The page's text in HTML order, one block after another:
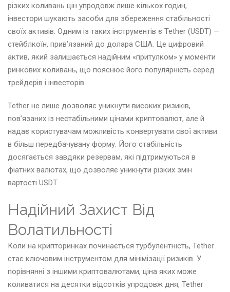
різких коливань цін упродовж лише кількох годин,
інвестори шукають засоби для збереження стабільності
своїх активів. Одним із таких інструментів є Tether (USDT) —
стейблкоїн, прив’язаний до долара США. Це цифровий
актив, який залишається надійним «притулком» у моменти
ринкових коливань, що пояснює його популярність серед
трейдерів і інвесторів.
Tether не лише дозволяє уникнути високих ризиків,
пов’язаних із нестабільними цінами криптовалют, але й
надає користувачам можливість конвертувати свої активи
в більш передбачувану форму. Його стабільність
досягається завдяки резервам, які підтримуються в
фіатних валютах, що дозволяє уникнути різких змін
вартості USDT.
Надійний Захист Від
Волатильності
Коли на крипторинках починається турбулентність, Tether
стає ключовим інструментом для мінімізації ризиків. У
порівнянні з іншими криптовалютами, ціна яких може
коливатися на десятки відсотків упродовж дня, Tether